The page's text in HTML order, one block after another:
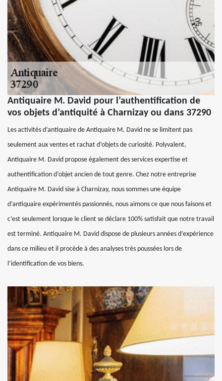
Antiquaire M. David pour l’authentification de
vos objets d’antiquité à Charnizay ou dans 37290
Les activités d’antiquaire de Antiquaire M. David ne se limitent pas
seulement aux ventes et rachat d’objets de curiosité. Polyvalent,
Antiquaire M. David propose également des services expertise et
authentification d’objet ancien de tout genre. Chez notre entreprise
Antiquaire M. David sise à Charnizay, nous sommes une équipe
d’antiquaire expérimentés passionnés, nous aimons ce que nous faisons et
c’est seulement lorsque le client se déclare 100% satisfait que notre travail
est terminé. Antiquaire M. David dispose de plusieurs années d’expérience
dans ce milieu et il procède à des analyses très poussées lors de
l’identification de vos biens.